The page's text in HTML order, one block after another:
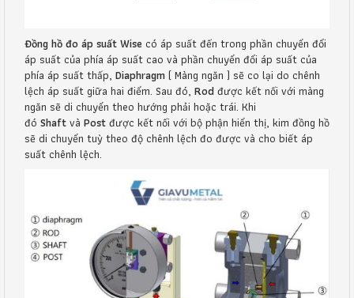
Đồng hồ đo áp suất Wise có áp suất đến trong phần chuyển đổi
áp suất của phía áp suất cao và phần chuyển đổi áp suất của
phía áp suất thấp, Diaphragm( Màng ngăn ) sẽ co lại do chênh
lệch áp suất giữa hai điểm. Sau đó, Rodđược kết nối với màng
ngăn sẽ di chuyển theo hướng phải hoặc trái. Khi
đó Shaftvà Postđược kết nối với bộ phận hiển thị, kim đồng hồ
sẽ di chuyển tuỳ theo độ chênh lệch đo được và cho biết áp
suất chênh lệch.